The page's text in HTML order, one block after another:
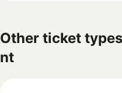
Other ticket
nt